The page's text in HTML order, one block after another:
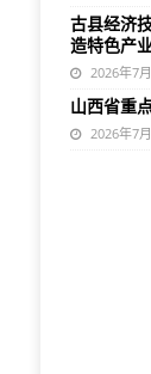
古县经济
造特色产
2026年7
山西省重
2026年7